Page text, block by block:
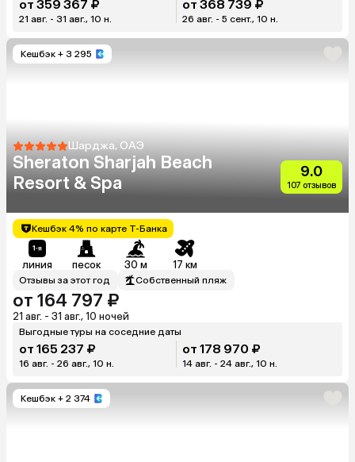
от 359 367 ₽
21 авг. - 31 авг., 10 н.
от 368 739 ₽
26 авг. - 5 сент., 10 н.
Кешбэк + 3 295
Шарджа, ОАЭ
Sheraton Sharjah Beach
Resort & Spa
9.0
107 отзывов
Кешбэк 4% по карте Т-Банка
линия песок 30 м 17 км
Отзывы за этот год Собственный пляж
от 164 797 ₽
21 авг. - 31 авг., 10 ночей
Выгодные туры на соседние даты
от 165 237 ₽
16 авг. - 26 авг., 10 н.
от 178 970 ₽
14 авг. - 24 авг., 10 н.
Кешбэк + 2 374